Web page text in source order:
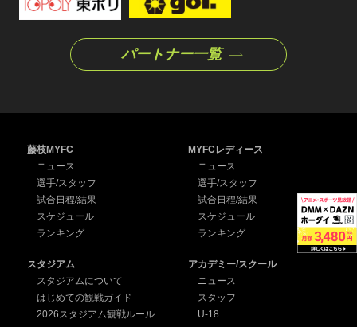
パートナー一覧
藤枝MYFC
ニュース
選手/スタッフ
試合日程/結果
スケジュール
ランキング
MYFCレディース
ニュース
選手/スタッフ
試合日程/結果
スケジュール
ランキング
スタジアム
スタジアムについて
はじめての観戦ガイド
2026スタジアム観戦ルール
アカデミー/スクール
ニュース
スタッフ
U-18